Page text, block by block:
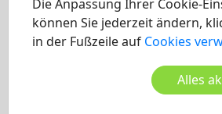
Die Anpassung Ihrer Cookie-
können Sie jederzeit ändern,
in der Fußzeile auf Cookies
Alles
zum